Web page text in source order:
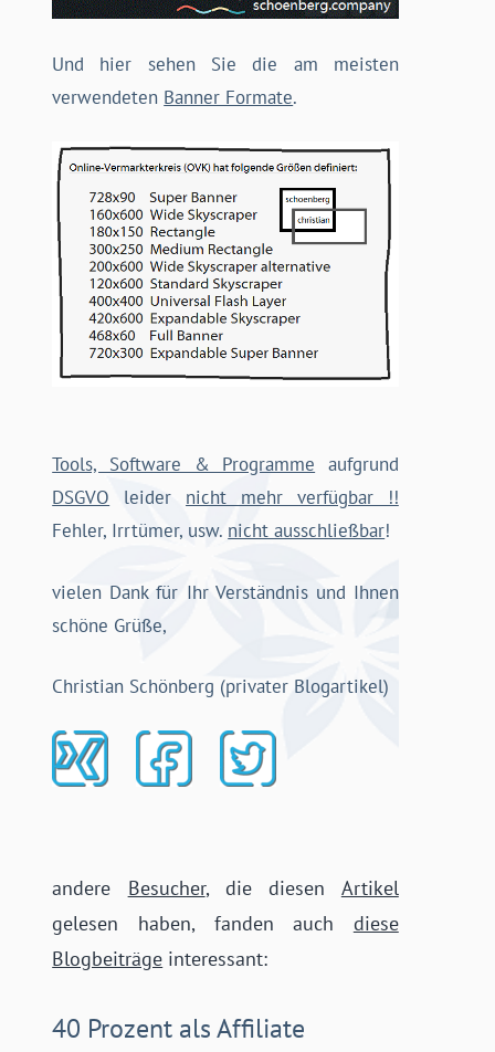
Und hier sehen Sie die am meisten
verwendeten Banner Formate.
Tools, Software & Programme aufgrund
DSGVO leider nicht mehr verfügbar !!
Fehler, Irrtümer, usw. nicht ausschließbar!
vielen Dank für Ihr Verständnis und Ihnen
schöne Grüße,
Christian Schönberg (privater Blogartikel)
andere Besucher, die diesen Artikel
gelesen haben, fanden auch diese
Blogbeiträge interessant:
40 Prozent als Affiliate